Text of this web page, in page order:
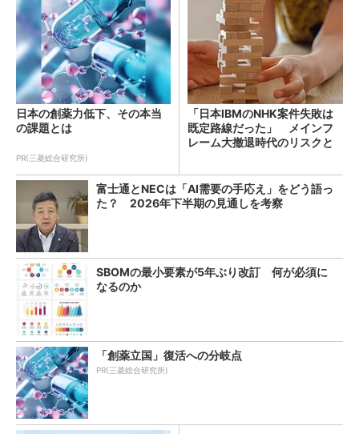
日本の創薬力低下、その本当
の課題とは
PR(三菱総合研究所)
「日本IBMのNHK案件失敗は
既定路線だった」 メインフ
レーム大撤退時代のリスクと
富士通とNECは「AI需要の手応え」をどう語っ
た？ 2026年下半期の見通しを考察
SBOMの最小要素が5年ぶり改訂 何が必須に
なるのか
「創薬立国」復活への分岐点
PR(三菱総合研究所)